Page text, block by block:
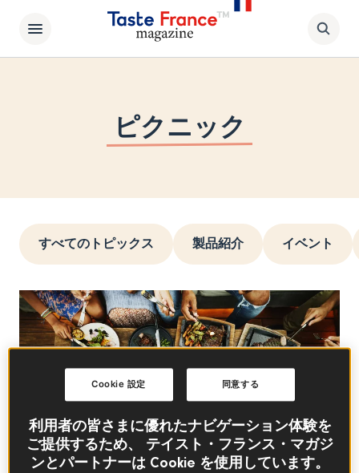
ピクニック
すべてのトピックス 製品紹介 イベント
利用者の皆さまに優れたナビゲーション体験を
ご提供するため、 テイスト・フランス・マガジ
ンとパートナーは Cookie を使用しています。
同意する
Cookie 設定